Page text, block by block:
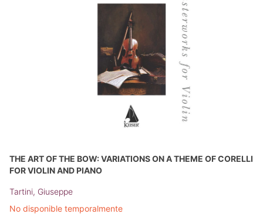
THE ART OF THE BOW: VARIATIONS ON A THEME OF CORELLI
FOR VIOLIN AND PIANO
Tartini, Giuseppe
No disponible temporalmente